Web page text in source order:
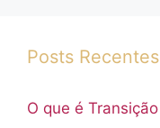
Posts Recentes
O que é